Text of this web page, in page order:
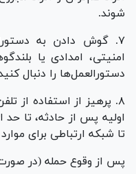
شوند.
۷. گوش دادن به
امنیتی، امدادی یا
دستورالعمل‌ها را دنبال
۸. پرهیز از استفاده از
اولیه پس از حادثه، تا حد
تا شبکه ارتباطی برای
پس از وقوع حمله (در